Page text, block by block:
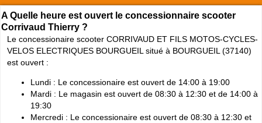
A Quelle heure est ouvert le concessionnaire scooter
Corrivaud Thierry ?
Le concessionaire scooter CORRIVAUD ET FILS MOTOS-CYCLES-
VELOS ELECTRIQUES BOURGUEIL situé à BOURGUEIL (37140)
est ouvert :
Lundi : Le concessionaire est ouvert de 14:00 à 19:00
Mardi : Le magasin est ouvert de 08:30 à 12:30 et de 14:00 à
19:30
Mercredi : Le concessionaire est ouvert de 08:30 à 12:30 et